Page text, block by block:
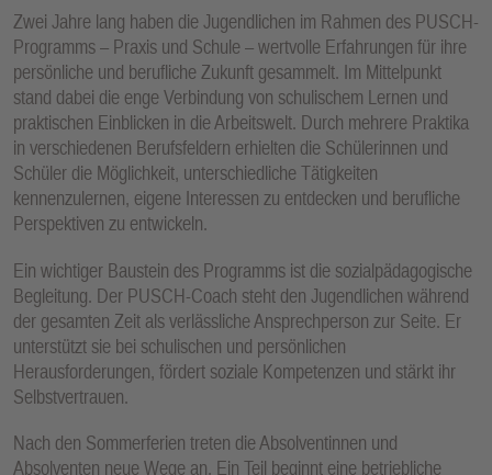
Zwei Jahre lang haben die Jugendlichen im Rahmen des PUSCH-
Programms – Praxis und Schule – wertvolle Erfahrungen für ihre
persönliche und berufliche Zukunft gesammelt. Im Mittelpunkt
stand dabei die enge Verbindung von schulischem Lernen und
praktischen Einblicken in die Arbeitswelt. Durch mehrere Praktika
in verschiedenen Berufsfeldern erhielten die Schülerinnen und
Schüler die Möglichkeit, unterschiedliche Tätigkeiten
kennenzulernen, eigene Interessen zu entdecken und berufliche
Perspektiven zu entwickeln.
Ein wichtiger Baustein des Programms ist die sozialpädagogische
Begleitung. Der PUSCH-Coach steht den Jugendlichen während
der gesamten Zeit als verlässliche Ansprechperson zur Seite. Er
unterstützt sie bei schulischen und persönlichen
Herausforderungen, fördert soziale Kompetenzen und stärkt ihr
Selbstvertrauen.
Nach den Sommerferien treten die Absolventinnen und
Absolventen neue Wege an. Ein Teil beginnt eine betriebliche